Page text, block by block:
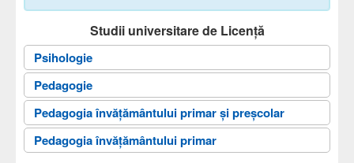
Studii universitare de Licență
Psihologie
Pedagogie
Pedagogia învăţământului primar și preșcolar
Pedagogia învăţământului primar